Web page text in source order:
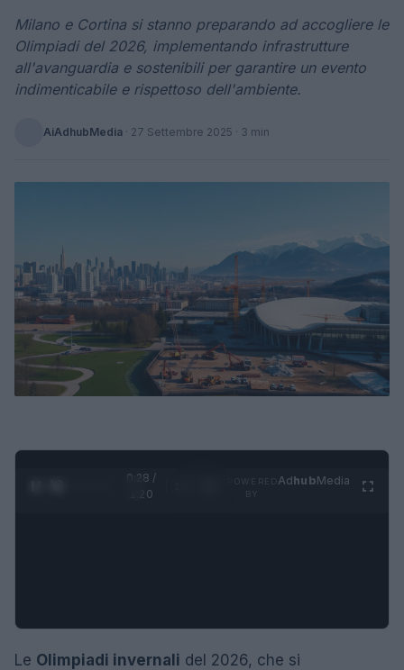
Milano e Cortina si stanno preparando ad accogliere le
Olimpiadi del 2026, implementando infrastrutture
all'avanguardia e sostenibili per garantire un evento
indimenticabile e rispettoso dell'ambiente.
AiAdhubMedia · 27 Settembre 2025 · 3 min
0:28 /
1:20
AdhubMedia
Le Olimpiadi invernali del 2026, che si